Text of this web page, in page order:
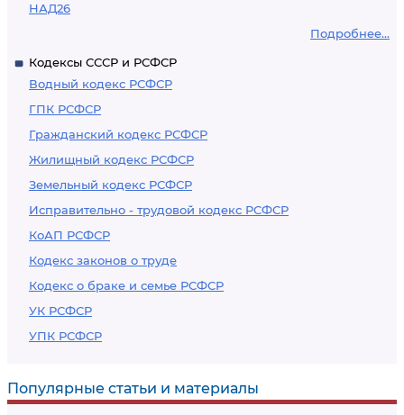
НАД26
Подробнее...
Кодексы СССР и РСФСР
Водный кодекс РСФСР
ГПК РСФСР
Гражданский кодекс РСФСР
Жилищный кодекс РСФСР
Земельный кодекс РСФСР
Исправительно - трудовой кодекс РСФСР
КоАП РСФСР
Кодекс законов о труде
Кодекс о браке и семье РСФСР
УК РСФСР
УПК РСФСР
Популярные статьи и материалы